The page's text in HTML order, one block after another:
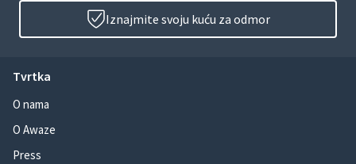
Iznajmite svoju kuću za odmor
Tvrtka
O nama
O Awaze
Press